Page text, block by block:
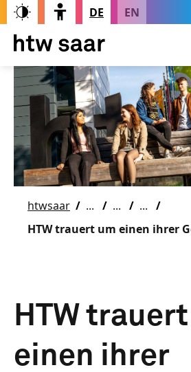
DE EN
htwsaar
HTW trauert um einen ihrer
HTW
einen ihrer